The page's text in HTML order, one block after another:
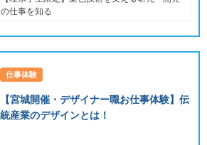
の仕事を知る
仕事体験
【宮城開催・デザイナー職お仕事体験】伝
統産業のデザインとは！